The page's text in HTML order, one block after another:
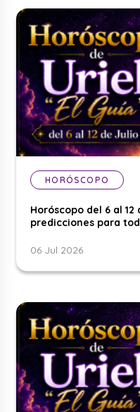
HORÓSCOPO
Horóscopo del 6 al 12
predicciones para
06 Jul 2026